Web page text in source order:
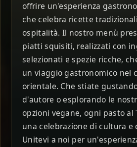
offrire un'esperienza
che celebra ricette
ospitalità. Il nostro menù
piatti squisiti, realizzati con
selezionati e spezie ricche,
un viaggio gastronomico nel
orientale. Che stiate
d'autore o esplorando le
opzioni vegane, ogni pasto al
una celebrazione di cultura e
Unitevi a noi per